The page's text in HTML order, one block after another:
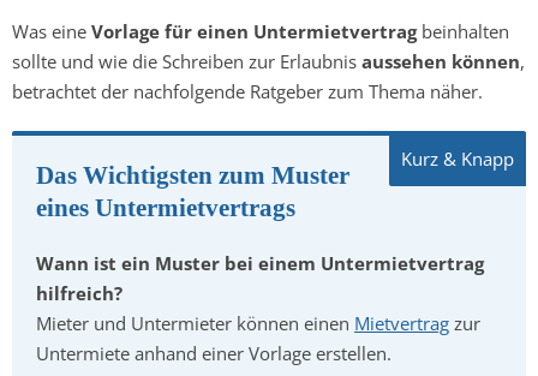
Was eine Vorlage für einen Untermietvertragbeinhalten
sollte und wie die Schreiben zur Erlaubnis aussehen können,
betrachtet der nachfolgende Ratgeber zum Thema näher.
Das Wichtigsten zum Muster
eines Untermietvertrags
Wann ist ein Muster bei einem Untermietvertrag
hilfreich?
Mieter und Untermieter können einen Mietvertrag zur
Untermiete anhand einer Vorlage erstellen.